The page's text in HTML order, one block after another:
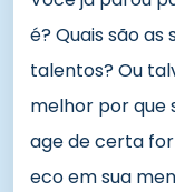
é? Quais são as
talentos? Ou
melhor por que
age de certa
eco em sua